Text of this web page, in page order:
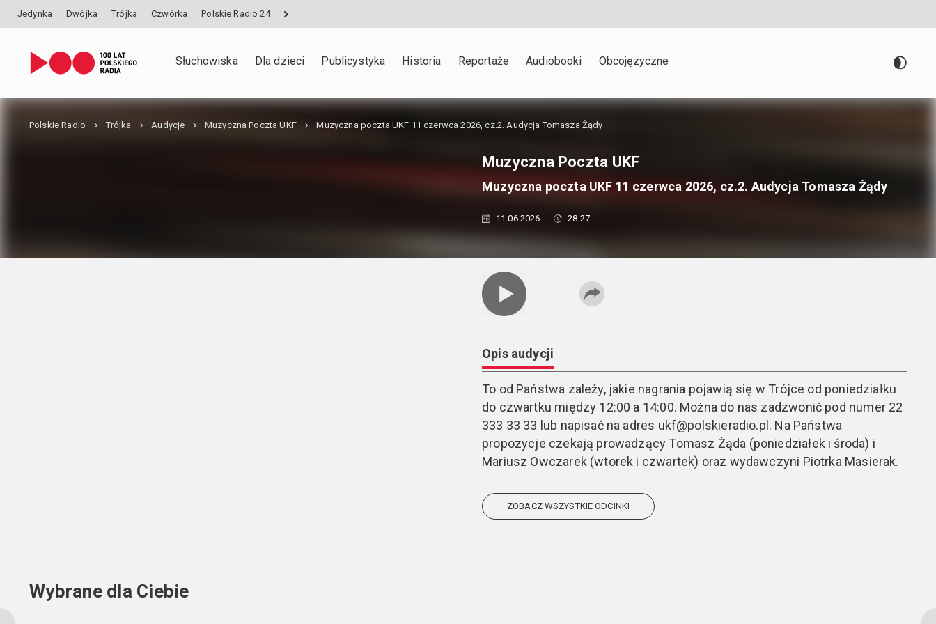
Jedynka Dwójka Trójka Czwórka Polskie Radio 24
Słuchowiska Dla dzieci Publicystyka Historia Reportaże Audiobooki Obcojęzyczne
Polskie Radio Trójka Audycje Muzyczna Poczta UKF Muzyczna poczta UKF 11 czerwca 2026, cz.2. Audycja Tomasza Żądy
Muzyczna Poczta UKF
Muzyczna poczta UKF 11 czerwca 2026, cz.2. Audycja Tomasza Żądy
11.06.2026 28:27
Opis audycji
To od Państwa zależy, jakie nagrania pojawią się w Trójce od poniedziałku
do czwartku między 12:00 a 14:00. Można do nas zadzwonić pod numer 22
333 33 33 lub napisać na adres ukf@polskieradio.pl. Na Państwa
propozycje czekają prowadzący Tomasz Żąda (poniedziałek i środa) i
Mariusz Owczarek (wtorek i czwartek) oraz wydawczyni Piotrka Masierak.
ZOBACZ WSZYSTKIE ODCINKI
Wybrane dla Ciebie